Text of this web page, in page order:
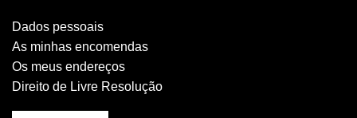
Dados pessoais
As minhas encomendas
Os meus endereços
Direito de Livre Resolução